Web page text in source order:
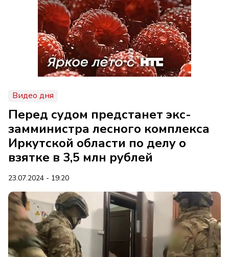
Видео дня
Перед судом предстанет экс-
замминистра лесного комплекса
Иркутской области по делу о
взятке в 3,5 млн рублей
23.07.2024 - 19:20